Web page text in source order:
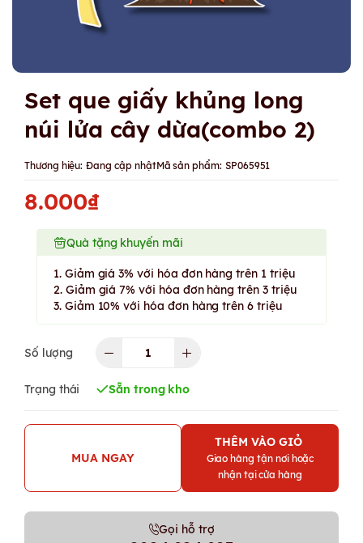
Set que giấy khủng long
núi lửa cây dừa(combo 2)
Thương hiệu: Đang cập nhậtMã sản phẩm: SP065951
8.000₫
Quà tặng khuyến mãi
1. Giảm giá 3% với hóa đơn hàng trên 1 triệu
2. Giảm giá 7% với hóa đơn hàng trên 3 triệu
3. Giảm 10% với hóa đơn hàng trên 6 triệu
Số lượng
Trạng thái Sẵn trong kho
MUA NGAY
THÊM VÀO GIỎ
Giao hàng tận nơi hoặc
nhận tại cửa hàng
Gọi hỗ trợ